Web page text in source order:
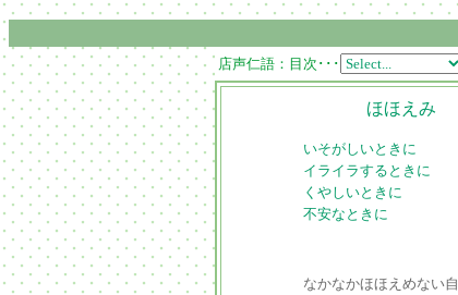
店声仁語：目次･･･
ほほえみ
いそがしいときに
イライラするときに
くやしいときに
不安なときに
なかなかほほえめない